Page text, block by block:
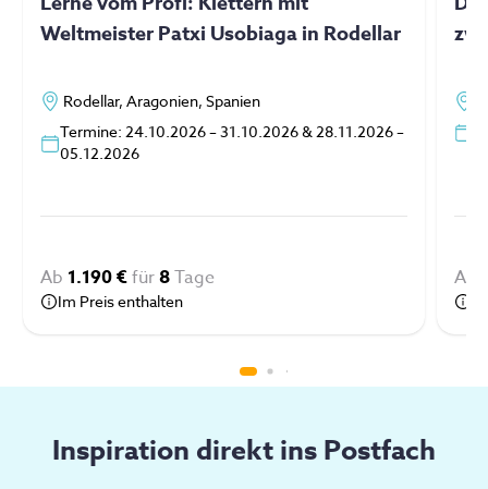
Weltmeister Patxi Usobiaga in Rodellar
Rodellar, Aragonien, Spanien
Termine: 24.10.2026 – 31.10.2026 & 28.11.2026 –
05.12.2026
Ab 1.190 €für8Tage
Im Preis enthalten
Ab
Inspiration direkt ins Postfach